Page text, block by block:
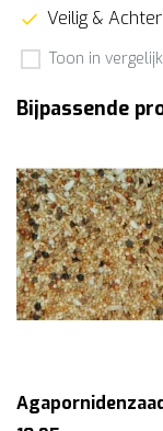
Veilig &
Toon in
Bijpassende